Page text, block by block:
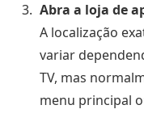
Abra a loja de
A localização
variar
TV, mas
menu principal